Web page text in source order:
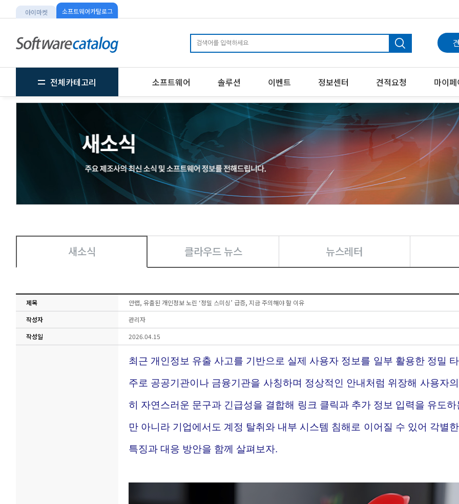
아이마켓 소프트웨어카탈로그
전체카테고리 소프트웨어 솔루션 이벤트 정보센터 견적요청 마이
새소식 클라우드 뉴스 뉴스레터
제목
안랩, 유출된 개인정보 노린 ‘정밀 스미싱’ 급증, 지금 주의해야 할 이유
작성자
관리자
작성일
2026.04.15
최근 개인정보 유출 사고를 기반으로 실제 사용자 정보를 일부 활용한 정밀
주로 공공기관이나 금융기관을 사칭하며 정상적인 안내처럼 위장해 사용자
히 자연스러운 문구과 긴급성을 결합해 링크 클릭과 추가 정보 입력을 유도
만 아니라 기업에서도 계정 탈취와 내부 시스템 침해로 이어질 수 있어 각별
특징과 대응 방안을 함께 살펴보자.